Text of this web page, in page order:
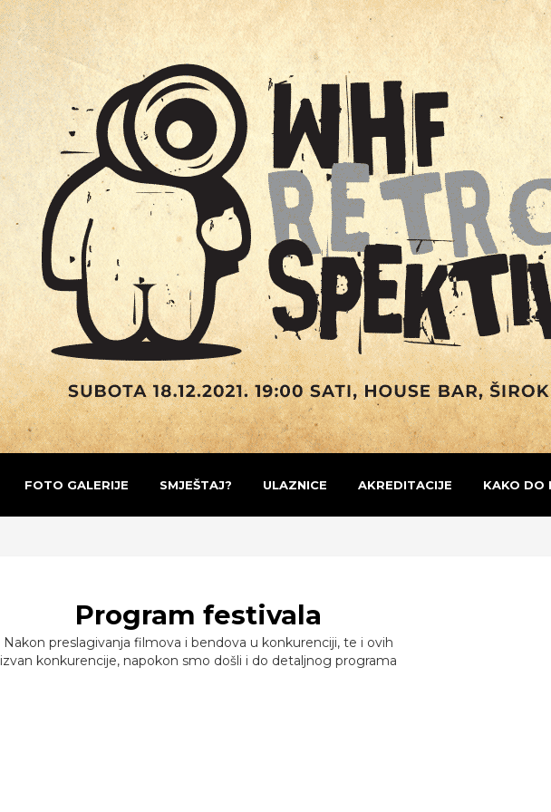
FOTO GALERIJE SMJEŠTAJ? ULAZNICE AKREDITACIJE KAKO DO
Program festivala
Nakon preslagivanja filmova i bendova u konkurenciji, te i ovih
izvan konkurencije, napokon smo došli i do detaljnog programa